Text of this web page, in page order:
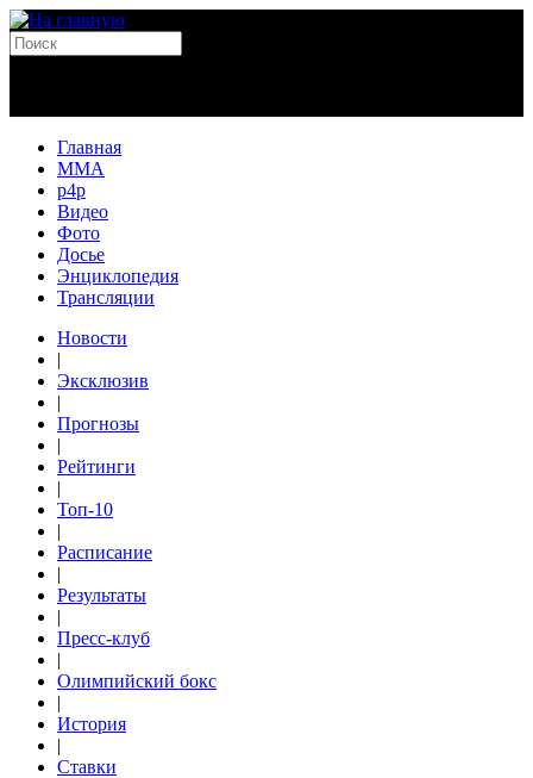
Главная
MMA
p4p
Видео
Фото
Досье
Энциклопедия
Трансляции
Новости
|
Эксклюзив
|
Прогнозы
|
Рейтинги
|
Топ-10
|
Расписание
|
Результаты
|
Пресс-клуб
|
Олимпийский бокс
|
История
|
Ставки